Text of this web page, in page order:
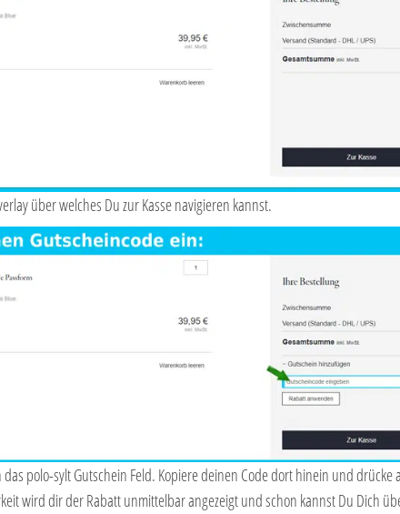
über welches Du zur Kasse navigieren kannst.
polo-sylt Gutschein Feld. Kopiere deinen Code dort hinein und drücke
wird dir der Rabatt unmittelbar angezeigt und schon kannst Du Dich